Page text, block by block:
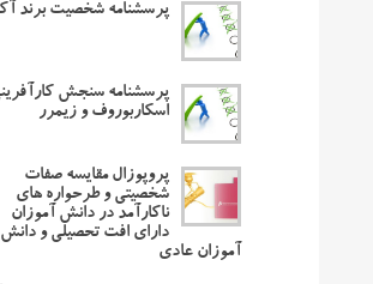
پرسشنامه شخصیت برند
پرسشنامه سنجش
اسکاربوروف و زیمرر
پروپوزال مقایسه صفات
شخصیتی و طرحواره های
ناکارآمد در دانش آموزان
دارای افت تحصیلی و دانش
آموزان عادی